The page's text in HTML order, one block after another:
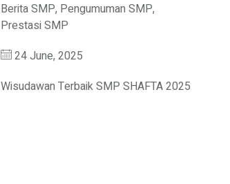
Berita SMP, Pengumuman SMP,
Prestasi SMP
24 June, 2025
Wisudawan Terbaik SMP SHAFTA 2025